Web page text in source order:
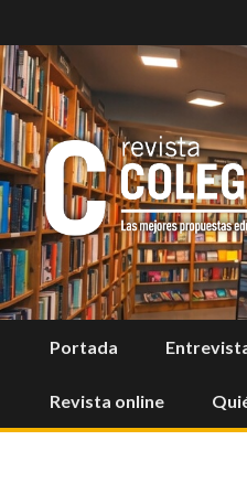
to
content
Portada
Revista online